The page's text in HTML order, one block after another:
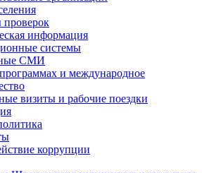
проверок
информация
системы
СМИ
и международное
визиты и рабочие поездки
коррупции